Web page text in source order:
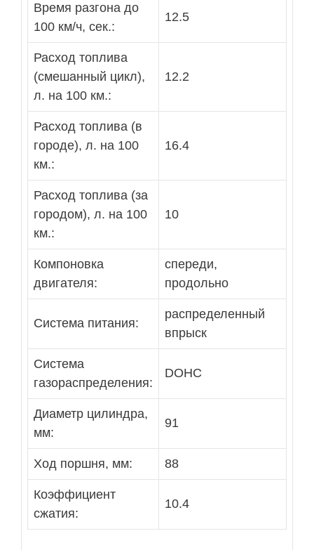
Время разгона до
100 км/ч, сек.:
12.5
Расход топлива
(смешанный цикл),
л. на 100 км.:
12.2
Расход топлива (в
городе), л. на 100
км.:
16.4
Расход топлива (за
городом), л. на 100
км.:
10
Компоновка
двигателя:
спереди,
продольно
Система питания:
распределенный
впрыск
Система
газораспределения:
DOHC
Диaметр цилиндра,
мм:
91
Ход поршня, мм: 88
Коэффициент
сжатия:
10.4